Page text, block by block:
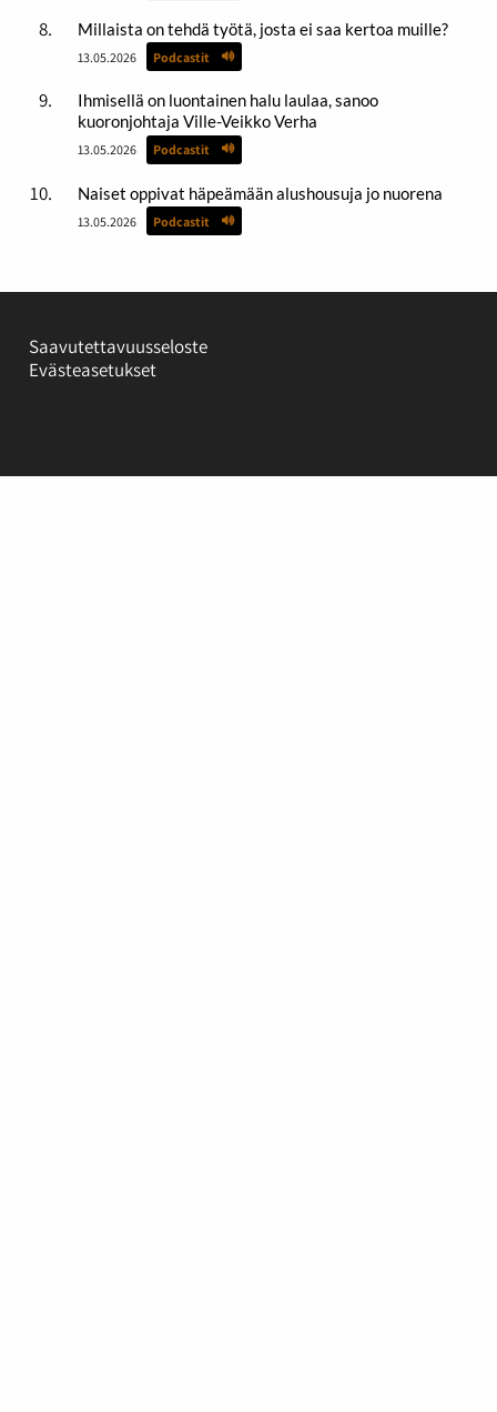
Millaista on tehdä työtä, josta ei saa kertoa muille?
13.05.2026 Podcastit
Ihmisellä on luontainen halu laulaa, sanoo
kuoronjohtaja Ville-Veikko Verha
13.05.2026 Podcastit
Naiset oppivat häpeämään alushousuja jo nuorena
13.05.2026 Podcastit
Saavutettavuusseloste
Evästeasetukset